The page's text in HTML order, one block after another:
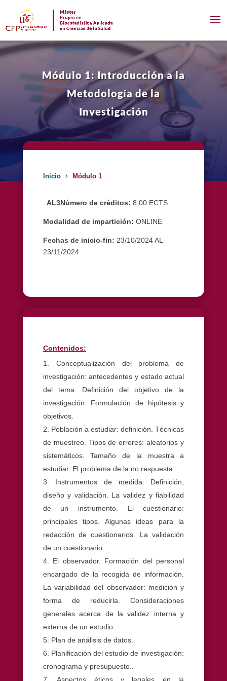
Módulo 1: Introducción a la
Metodología de la
Investigación
Inicio Módulo 1
AL3Número de créditos: 8,00 ECTS
Modalidad de impartición: ONLINE
Fechas de inicio-fin: 23/10/2024 AL
23/11/2024
Contenidos:
Conceptualización del problema de
investigación: antecedentes y estado actual
del tema. Definición del objetivo de la
investigación. Formulación de hipótesis y
objetivos.
Población a estudiar: definición. Técnicas
de muestreo. Tipos de errores: aleatorios y
sistemáticos. Tamaño de la muestra a
estudiar. El problema de la no respuesta.
Instrumentos de medida: Definición,
diseño y validación. La validez y fiabilidad
de un instrumento. El cuestionario:
principales tipos. Algunas ideas para la
redacción de cuestionarios. La validación
de un cuestionario.
El observador. Formación del personal
encargado de la recogida de información.
La variabilidad del observador: medición y
forma de reducirla. Consideraciones
generales acerca de la validez interna y
externa de un estudio.
Plan de análisis de datos.
Planificación del estudio de investigación:
cronograma y presupuesto..